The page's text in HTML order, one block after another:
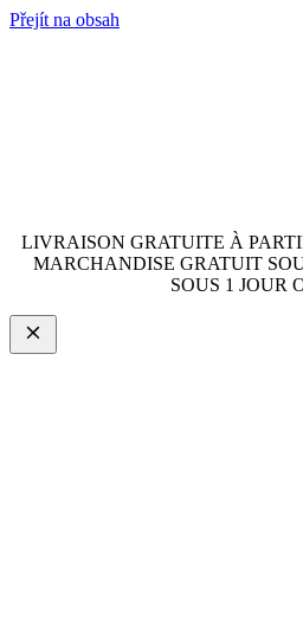
Přejít na obsah
LIVRAISON GRATUITE À
MARCHANDISE GRATUIT
SOUS 1 JOUR